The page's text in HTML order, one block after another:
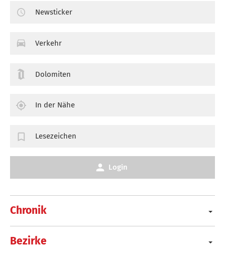
Chronik
Bezirke
Newsticker
Verkehr
Dolomiten
In der Nähe
Lesezeichen
Login